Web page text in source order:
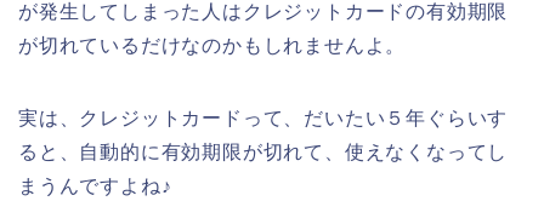
が発生してしまった人はクレジットカードの有効期限
が切れているだけなのかもしれませんよ。
実は、クレジットカードって、だいたい５年ぐらいす
ると、自動的に有効期限が切れて、使えなくなってし
まうんですよね♪